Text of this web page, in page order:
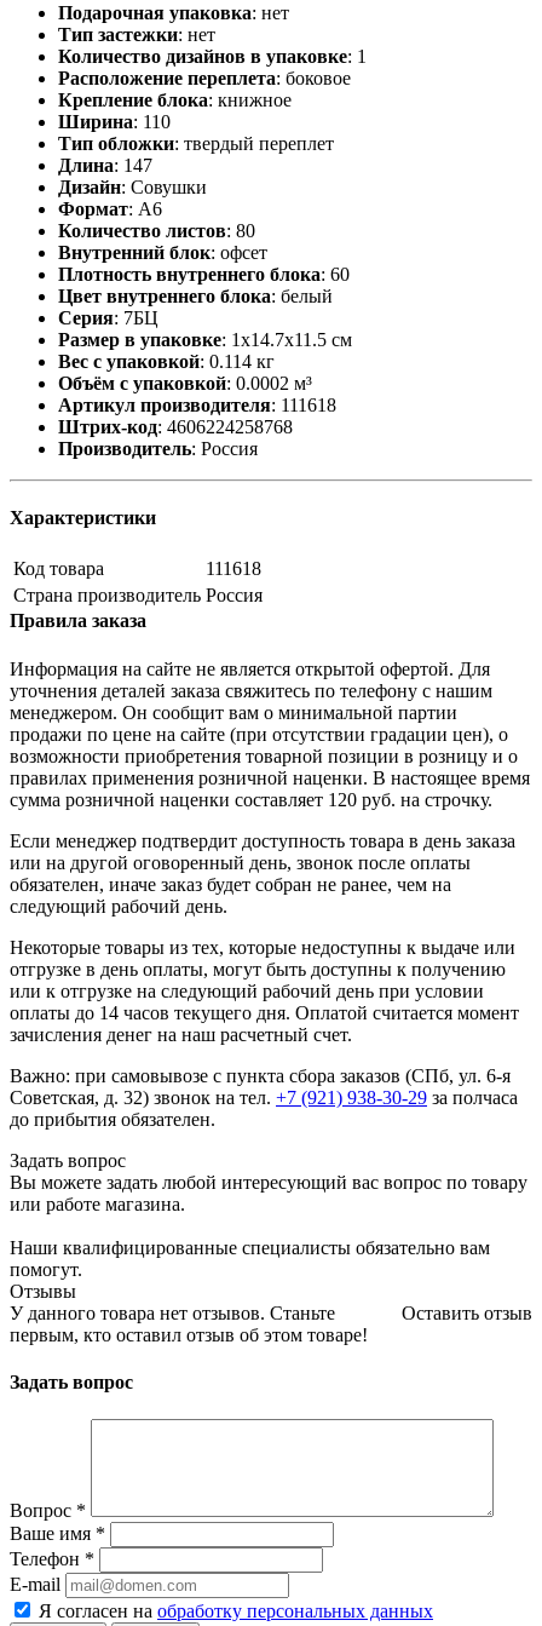
Подарочная упаковка: нет
Тип застежки: нет
Количество дизайнов в упаковке: 1
Расположение переплета: боковое
Крепление блока: книжное
Ширина: 110
Тип обложки: твердый переплет
Длина: 147
Дизайн: Совушки
Формат: А6
Количество листов: 80
Внутренний блок: офсет
Плотность внутреннего блока: 60
Цвет внутреннего блока: белый
Серия: 7БЦ
Размер в упаковке: 1x14.7x11.5 см
Вес с упаковкой: 0.114 кг
Объём с упаковкой: 0.0002 м³
Артикул производителя: 111618
Штрих-код: 4606224258768
Производитель: Россия
Характеристики
Код товара
111618
Страна производитель Россия
Правила заказа
Информация на сайте не является открытой офертой. Для
уточнения деталей заказа свяжитесь по телефону с нашим
менеджером. Он сообщит вам о минимальной партии
продажи по цене на сайте (при отсутствии градации цен), о
возможности приобретения товарной позиции в розницу и о
правилах применения розничной наценки. В настоящее время
сумма розничной наценки составляет 120 руб. на строчку.
Если менеджер подтвердит доступность товара в день заказа
или на другой оговоренный день, звонок после оплаты
обязателен, иначе заказ будет собран не ранее, чем на
следующий рабочий день.
Некоторые товары из тех, которые недоступны к выдаче или
отгрузке в день оплаты, могут быть доступны к получению
или к отгрузке на следующий рабочий день при условии
оплаты до 14 часов текущего дня. Оплатой считается момент
зачисления денег на наш расчетный счет.
Важно: при самовывозе с пункта сборa заказов (СПб, ул. 6-я
Советская, д. 32) звонок на тел. +7 (921) 938-30-29 за полчаса
до прибытия обязателен.
Задать вопрос
Вы можете задать любой интересующий вас вопрос по товару
или работе магазина.
Наши квалифицированные специалисты обязательно вам
помогут.
Отзывы
Оставить отзыв
У данного товара нет отзывов. Станьте
первым, кто оставил отзыв об этом товаре!
Задать вопрос
Вопрос *
Ваше имя *
Телефон *
E-mail
Я согласен на обработку персональных данных